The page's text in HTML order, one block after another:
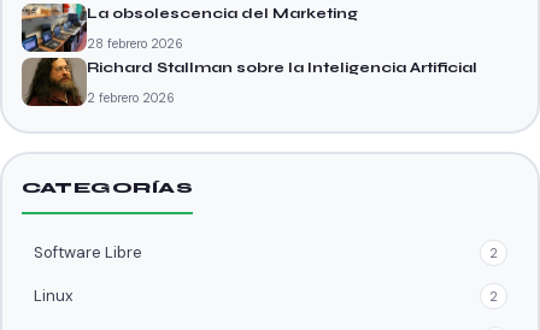
La obsolescencia del Marketing
28 febrero 2026
Richard Stallman sobre la Inteligencia Artificial
2 febrero 2026
CATEGORÍAS
Software Libre 2
Linux 2